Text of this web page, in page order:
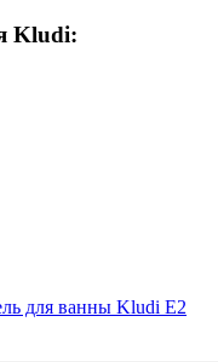
Kludi:
для ванны Kludi E2